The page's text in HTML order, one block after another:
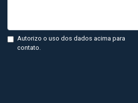
Autorizo o uso dos dados acima para
contato.